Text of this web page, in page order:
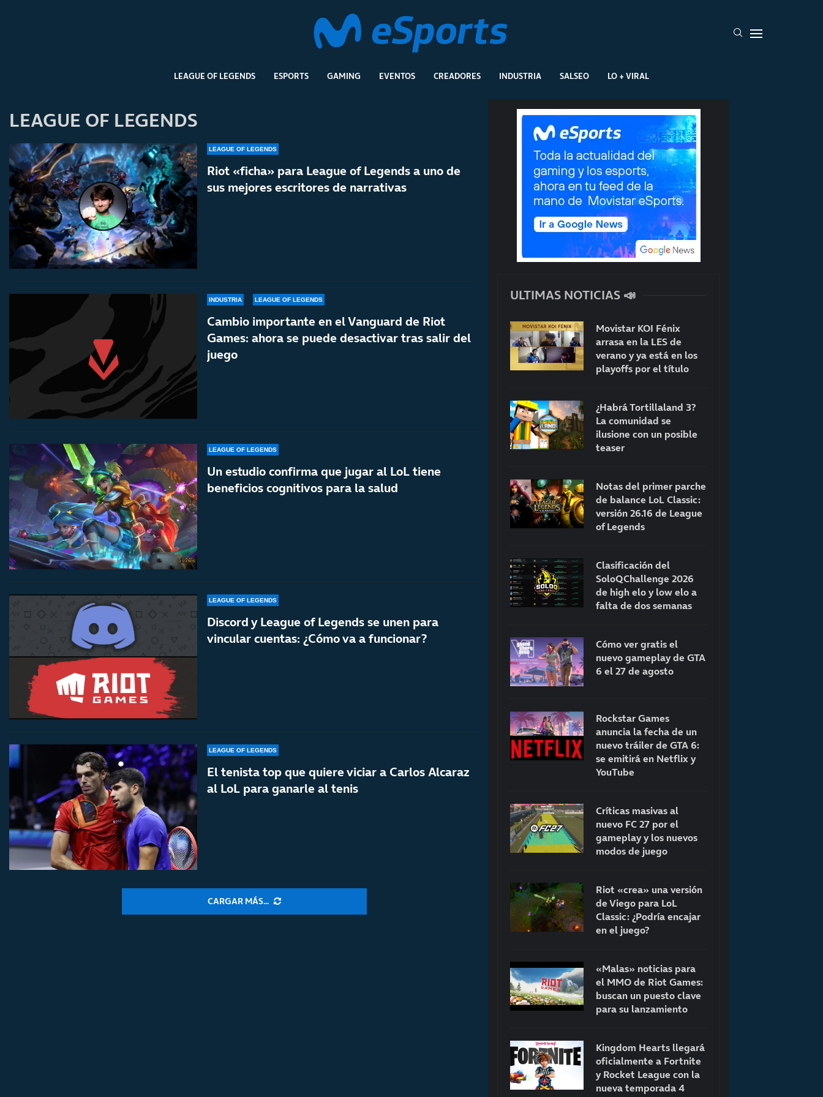
LEAGUE OF LEGENDS ESPORTS GAMING EVENTOS CREADORES INDUSTRIA SALSEO LO + VIRAL
LEAGUE OF LEGENDS
LEAGUE OF LEGENDS
Riot «ficha» para League of Legends a uno de
sus mejores escritores de narrativas
INDUSTRIA LEAGUE OF LEGENDS
Cambio importante en el Vanguard de Riot
Games: ahora se puede desactivar tras salir del
juego
LEAGUE OF LEGENDS
Un estudio confirma que jugar al LoL tiene
beneficios cognitivos para la salud
LEAGUE OF LEGENDS
Discord y League of Legends se unen para
vincular cuentas: ¿Cómo va a funcionar?
LEAGUE OF LEGENDS
El tenista top que quiere viciar a Carlos Alcaraz
al LoL para ganarle al tenis
CARGAR MÁS...
ULTIMAS NOTICIAS 📣
Movistar KOI Fénix
arrasa en la LES de
verano y ya está en los
playoffs por el título
¿Habrá Tortillaland 3?
La comunidad se
ilusione con un posible
teaser
Notas del primer parche
de balance LoL Classic:
versión 26.16 de League
of Legends
Clasificación del
SoloQChallenge 2026
de high elo y low elo a
falta de dos semanas
Cómo ver gratis el
nuevo gameplay de GTA
6 el 27 de agosto
Rockstar Games
anuncia la fecha de un
nuevo tráiler de GTA 6:
se emitirá en Netflix y
YouTube
Críticas masivas al
nuevo FC 27 por el
gameplay y los nuevos
modos de juego
Riot «crea» una versión
de Viego para LoL
Classic: ¿Podría encajar
en el juego?
«Malas» noticias para
el MMO de Riot Games:
buscan un puesto clave
para su lanzamiento
Kingdom Hearts llegará
oficialmente a Fortnite
y Rocket League con la
nueva temporada 4